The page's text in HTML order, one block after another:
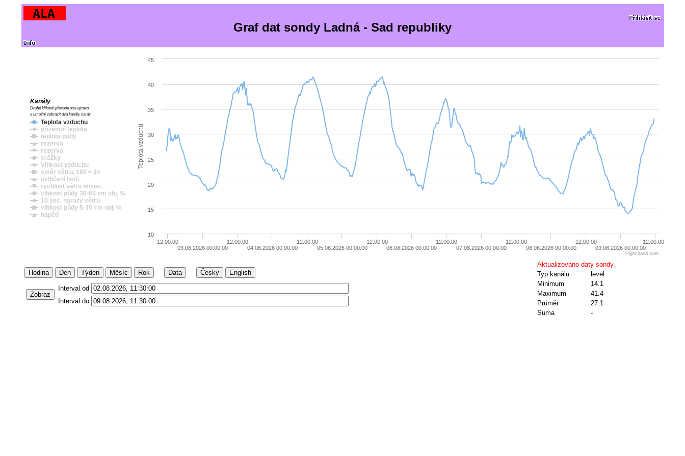
Graf dat sondy Ladná - Sad republiky
Teplota vzduchu
Teplota vzduchu
přízemní teplota
teplota půdy
rezerva
rezerva
srážky
Vlhkost vzduchu
směr větru, 180 = jih
ovlhčení listů
rychlost větru m/sec.
vlhkost půdy 30-60 cm obj. %
10 sec. nárazy větru
vlhkost půdy 5-35 cm obj. %
napětí
Kanály
Druhé kliknutí přesune osu vpravo
a umožní zobrazit dva kanály naráz
12:00:00
03.08.2026 00:00:00
12:00:00
04.08.2026 00:00:00
12:00:00
05.08.2026 00:00:00
12:00:00
06.08.2026 00:00:00
12:00:00
07.08.2026 00:00:00
12:00:00
08.08.2026 00:00:00
12:00:00
09.08.2026 00:00:00
12:00:00
10
15
20
25
30
35
40
45
Highcharts.com
Hodina Den Týden Měsíc Rok Data Česky English
Zobraz
Interval od
Interval do
Aktualizováno daty sondy
Typ kanálu
level
Minimum
14.1
Maximum
41.4
Průměr
27.1
Suma
-